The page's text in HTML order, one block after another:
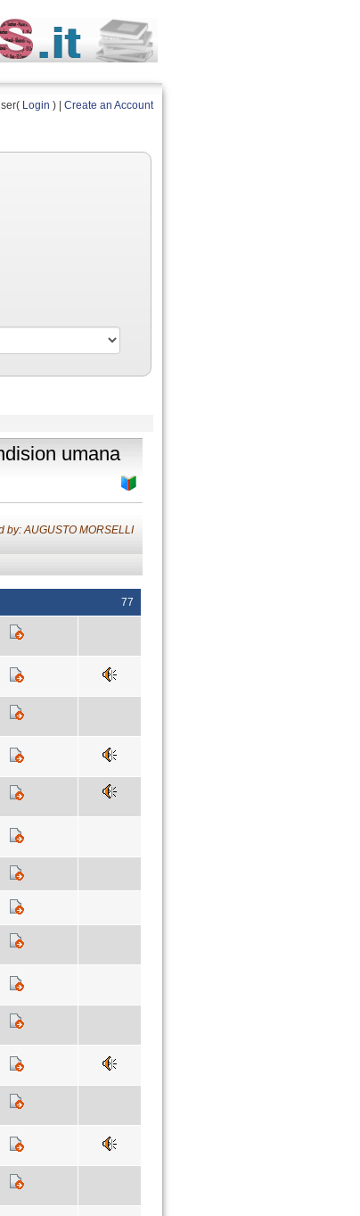
Login ) | Create an Account
umana
by: AUGUSTO MORSELLI
77